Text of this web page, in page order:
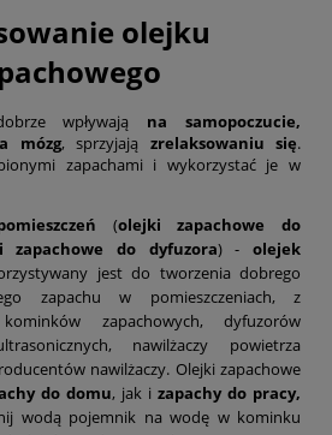
olejku
wpływają na samopoczucie,
mózg, sprzyjają zrelaksowaniu się.
zapachami i wykorzystać je w
(olejki zapachowe do
zapachowe do dyfuzora) -olejek
jest do tworzenia dobrego
zapachu w pomieszczeniach, z
zapachowych, dyfuzorów
nawilżaczy powietrza
nawilżaczy. Olejki zapachowe
do domu, jak i zapachy do pracy,
wodą pojemnik na wodę w kominku